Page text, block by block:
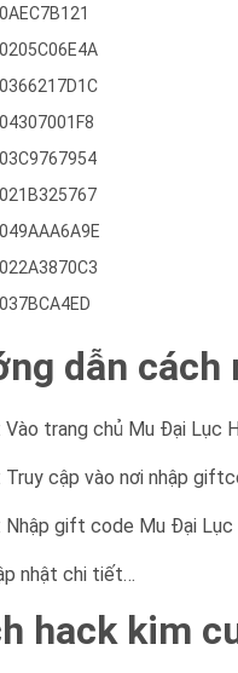
dẫn cách
Vào trang chủ Mu Đại Lục
Truy cập vào nơi nhập
Nhập gift code Mu Đại Lục
nhật chi tiết…
hack kim